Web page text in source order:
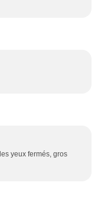
yeux fermés, gros